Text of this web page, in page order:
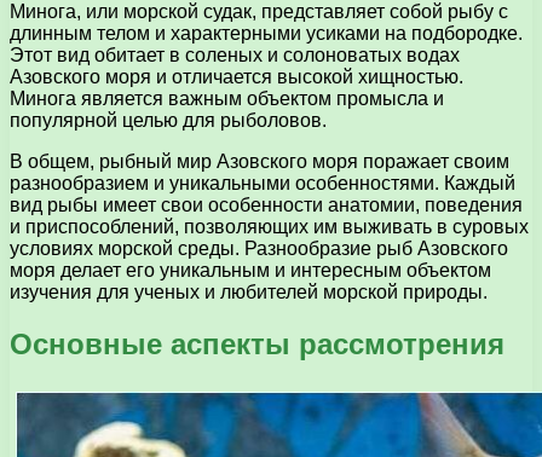
Минога, или морской судак, представляет собой рыбу с
длинным телом и характерными усиками на подбородке.
Этот вид обитает в соленых и солоноватых водах
Азовского моря и отличается высокой хищностью.
Минога является важным объектом промысла и
популярной целью для рыболовов.
В общем, рыбный мир Азовского моря поражает своим
разнообразием и уникальными особенностями. Каждый
вид рыбы имеет свои особенности анатомии, поведения
и приспособлений, позволяющих им выживать в суровых
условиях морской среды. Разнообразие рыб Азовского
моря делает его уникальным и интересным объектом
изучения для ученых и любителей морской природы.
Основные аспекты рассмотрения